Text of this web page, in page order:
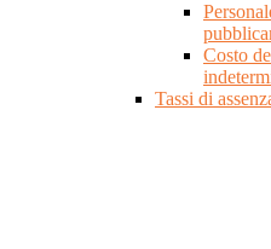
Costo
Tassi di